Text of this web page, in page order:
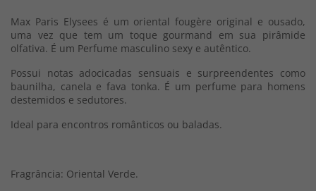
Max Paris Elysees é um oriental fougère original e ousado,
uma vez que tem um toque gourmand em sua pirâmide
olfativa. É um Perfume masculino sexy e autêntico.
Possui notas adocicadas sensuais e surpreendentes como
baunilha, canela e fava tonka. É um perfume para homens
destemidos e sedutores.
Ideal para encontros românticos ou baladas.
Fragrância: Oriental Verde.